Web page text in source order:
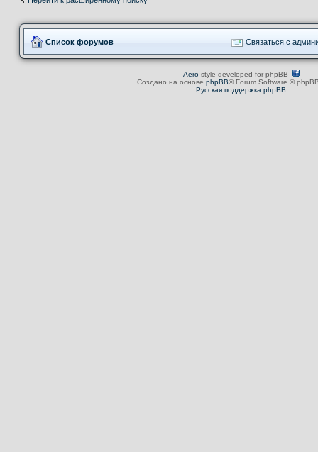
Список форумов Связаться с
Aerostyle developed for phpBB
Создано на основе phpBB® Forum Software ©
Русская поддержка phpBB